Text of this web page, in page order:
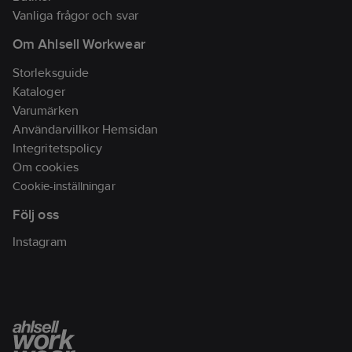
till simkunniga
minst 25kg. Samtliga
produkter i Baltics
utbud av flytkläder är
testade och godkända
enligt 50N-
standarden.
Artikelnr: 998230
Lev.
5313-000-2
Ean
artikelnr:
Vanliga frågor och svar
Om Ahlsell Workwear
Storleksguide
Kataloger
Varumärken
Användarvillkor Hemsidan
Integritetspolicy
Om cookies
Cookie-inställningar
Följ oss
Instagram